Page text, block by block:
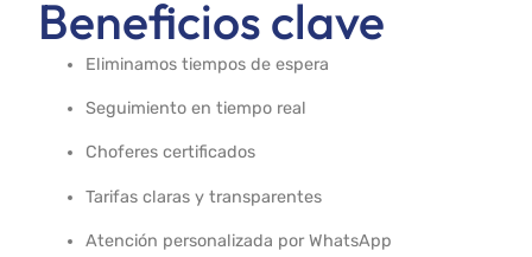
Beneficios clave
Eliminamos tiempos de espera
Seguimiento en tiempo real
Choferes certificados
Tarifas claras y transparentes
Atención personalizada por WhatsApp